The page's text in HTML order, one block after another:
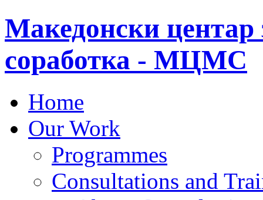
Македонски центар
соработка - МЦМС
Home
Our Work
Programmes
Consultations and